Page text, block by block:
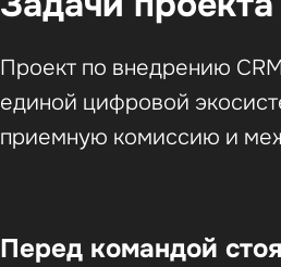
Проект по внедрению
единой цифровой
приемную комиссию и
Перед командой